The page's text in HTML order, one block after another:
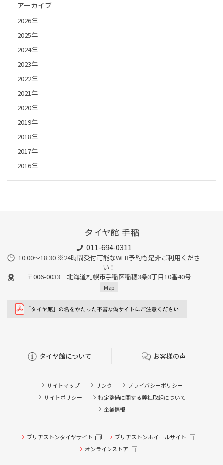
アーカイブ
2026年
2025年
2024年
2023年
2022年
2021年
2020年
2019年
2018年
2017年
2016年
タイヤ館 手稲
011-694-0311
10:00～18:30 ※24時間受付可能なWEB予約も是非ご利用くださ
い！
〒006-0033 北海道札幌市手稲区稲穂3条3丁目10番40号
Map
タイヤ館について お客様の声
サイトマップ リンク
プライバシーポリシー
サイトポリシー
特定整備に関する弊社取組について
企業情報
ブリヂストンタイヤサイト
ブリヂストンホイールサイト
オンラインストア
タイヤ点検・安全点検/タイヤ履き替え/オイル交換/その他
ピット作業の予約